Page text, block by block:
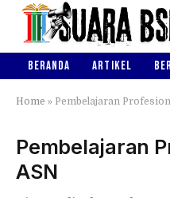
BERANDA ARTIKEL
Home » Pembelajaran
Pembelajaran
ASN